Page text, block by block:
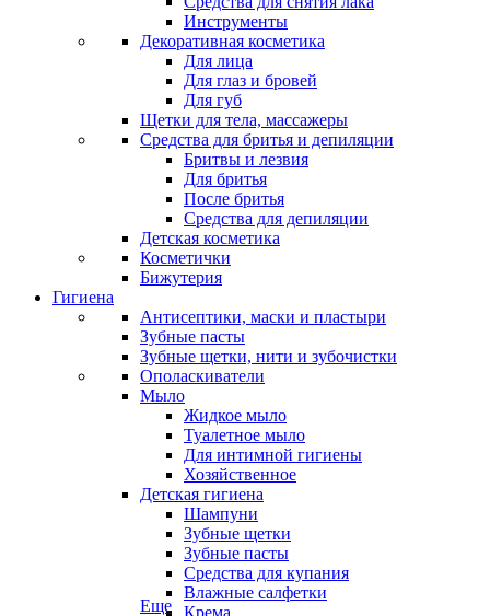
Инструменты
Декоративная косметика
Для лица
Для глаз и бровей
Для губ
Щетки для тела, массажеры
Средства для бритья и депиляции
Бритвы и лезвия
Для бритья
После бритья
Средства для депиляции
Детская косметика
Косметички
Бижутерия
Гигиена
Антисептики, маски и пластыри
Зубные пасты
Зубные щетки, нити и зубочистки
Ополаскиватели
Мыло
Жидкое мыло
Туалетное мыло
Для интимной гигиены
Хозяйственное
Детская гигиена
Шампуни
Зубные щетки
Зубные пасты
Средства для купания
Влажные салфетки
Крема
Еще